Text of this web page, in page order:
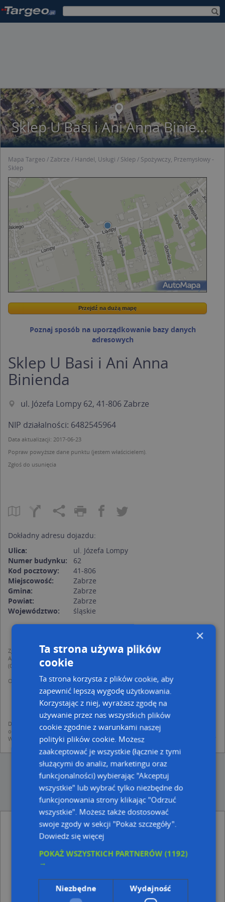
Sklep U Basi i Ani Anna Binienda
Mapa Targeo Zabrze Handel, Usługi Sklep
Spożywczy, Przemysłowy -
Sklep
Wstaw tę mapkę na swoją stronę
Przejdź na dużą mapę
Przejdź na dużą mapę
Poznaj sposób na uporządkowanie bazy danych
adresowych
Sklep U Basi i Ani Anna
Binienda
ul. Józefa Lompy 62, 41-806 Zabrze
NIP działalności: 6482545964
Data aktualizacji: 2017-06-23
Popraw powyższe dane punktu (jestem właścicielem).
Zgłoś do usunięcia
Dokładny adresu dojazdu:
Ulica:
ul. Józefa Lompy
Numer budynku:
62
Kod pocztowy:
41-806
Miejscowość:
Zabrze
Gmina:
Zabrze
Powiat:
Zabrze
Województwo:
śląskie
Zgodnie z Rozporządzeniem PE i Rady (UE) o Ochronie Danych Osobowych
Administratorem (RODO), administratorem danych jest AutoMapa sp. z o.o.
(Operator) z siedzibą w Warszawie przy ulicy Domaniewskiej 37.
Operator przetwarza dane osobowe w celu:
dodania ich do bazy Targeo oraz publikacji w wyszukiwarce firm i na
mapach (art. 6 ust. 1 lit. f RODO)
udostępniania danych o firmach partnerom biznesowym operatora (art.
Dane pochodzą z publicznych baz CEIDG, GUS, REGON, z firmowych stron www
oraz od podmiotów zewnętrznych.
Więcej informacji dot. RODO:http://regulamin.automapa.pl/odo_przetwarzanie/
Sklep U Basi i Ani Anna Binienda - inne
Handel, Usługi w pobliżu
Górecka Regina, Obrońców Westerplatte 1A, 41-809
431, 41-800 Zabrze
×
Ta strona używa plików
cookie
Ta strona korzysta z plików cookie, aby
zapewnić lepszą wygodę użytkowania.
Korzystając z niej, wyrażasz zgodę na
używanie przez nas wszystkich plików
cookie zgodnie z warunkami naszej
polityki plików cookie. Możesz
zaakceptować je wszystkie (łącznie z tymi
służącymi do analiz, marketingu oraz
funkcjonalności) wybierając "Akceptuj
wszystkie" lub wybrać tylko niezbędne do
funkcjonowania strony klikając "Odrzuć
wszystkie". Możesz także dostosować
swoje zgody w sekcji "Pokaż szczegóły".
Dowiedz się więcej
POKAŻ WSZYSTKICH PARTNERÓW(1192)
→
Niezbędne Wydajność